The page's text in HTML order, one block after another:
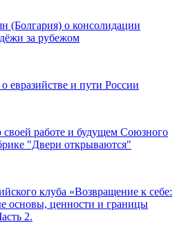
(Болгария) о консолидации
за рубежом
евразийстве и пути России
работе и будущем Союзного
"Двери открываются"
клуба «Возвращение к себе:
основы, ценности и границы
2.